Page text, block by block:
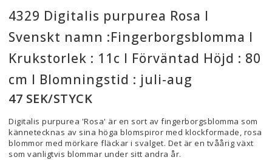
4329 Digitalis purpurea Rosa I
Svenskt namn :Fingerborgsblomma I
Krukstorlek : 11c I Förväntad Höjd : 80
cm I Blomningstid : juli-aug
47 SEK/STYCK
Digitalis purpurea 'Rosa' är en sort av fingerborgsblomma som
kännetecknas av sina höga blomspiror med klockformade, rosa
blommor med mörkare fläckar i svalget. Det är en tvåårig växt
som vanligtvis blommar under sitt andra år.